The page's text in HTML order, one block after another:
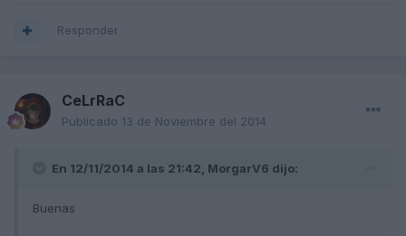
Responder
CeLrRaC
Publicado 13 de Noviembre del 2014
En 12/11/2014 a las 21:42, MorgarV6 dijo:
Buenas